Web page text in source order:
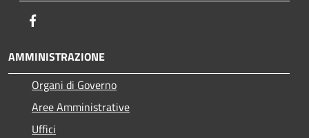
AMMINISTRAZIONE
Organi di Governo
Aree Amministrative
Uffici